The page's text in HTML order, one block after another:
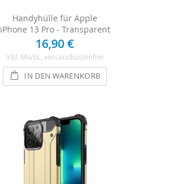
Handyhülle für Apple
iPhone 13 Pro - Transparent
16,90 €
Inkl. MwSt. , versandkostenfrei
IN DEN WARENKORB